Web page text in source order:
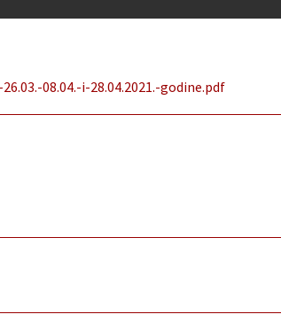
08.04.-i-28.04.2021.-godine.pdf